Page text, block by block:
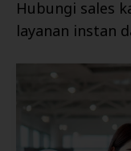
Hubungi sales
layanan instan